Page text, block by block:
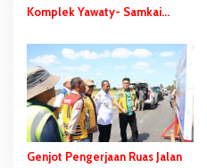
Komplek Yawaty- Samkai
RI ke-81 Terbentuk, Sejumlah
Kegiatan Dihelat
Genjot Pengerjaan Ruas Jalan